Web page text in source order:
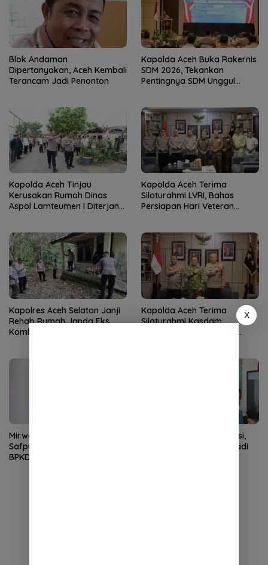
Blok Andaman
Dipertanyakan, Aceh Kembali
Terancam Jadi Penonton
Kapolda Aceh Buka Rakernis
SDM 2026, Tekankan
Pentingnya SDM Unggul
Kapolda Aceh Tinjau
Kerusakan Rumah Dinas
Aspol Lamteumen I Diterjang
Kapolda Aceh Terima
Silaturahmi LVRI, Bahas
Persiapan Hari Veteran
Kapolres Aceh Selatan Janji
Rehab Rumah Janda Eks
Kombatan GAM hingga
Kapolda Aceh Terima
Silaturahmi Kasdam
Mirwan Tunjuk Denny Herry
Safputra sebagai Plt Kepala
BPKD Aceh Selatan
STISNU Aceh Lolos Visitasi,
Selangkah Lagi Resmi Jadi
X